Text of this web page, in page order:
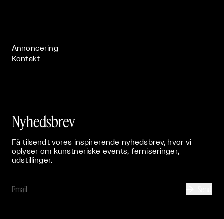
Annoncering
Kontakt
Nyhedsbrev
Få tilsendt vores inspirerende nyhedsbrev, hvor vi
oplyser om kunstneriske events, ferniseringer,
udstillinger.